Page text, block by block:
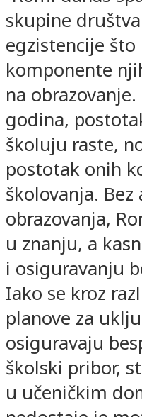
skupine
egzistencije što
komponente
na
godina,
školuju raste,
postotak onih
školovanja.
obrazovanja,
u znanju, a
i osiguravanju
Iako se kroz
planove za
osiguravaju
školski pribor,
u učeničkim